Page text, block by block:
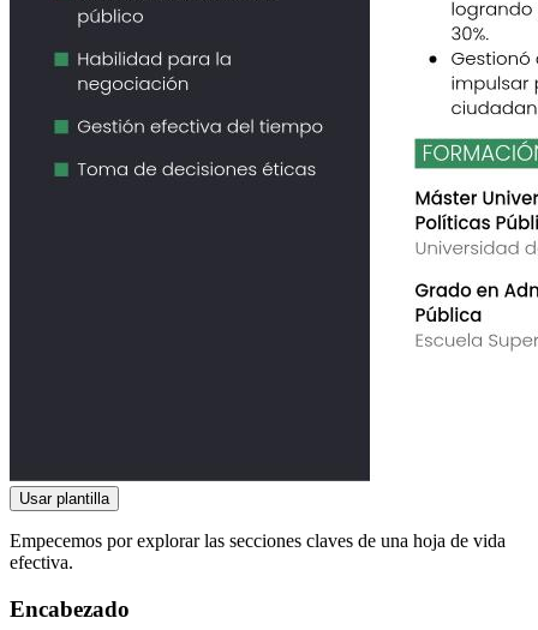
Usar plantilla
Empecemos por explorar las secciones claves de una hoja de vida
efectiva.
Encabezado